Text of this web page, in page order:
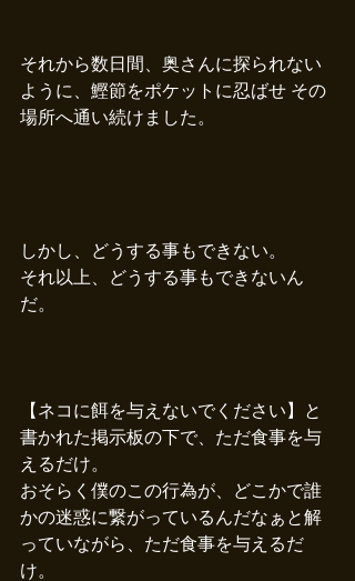
それから数日間、奥さんに探られない
ように、鰹節をポケットに忍ばせ その
場所へ通い続けました。
しかし、どうする事もできない。
それ以上、どうする事もできないん
だ。
【ネコに餌を与えないでください】と
書かれた掲示板の下で、ただ食事を与
えるだけ。
おそらく僕のこの行為が、どこかで誰
かの迷惑に繋がっているんだなぁと解
っていながら、ただ食事を与えるだ
け。